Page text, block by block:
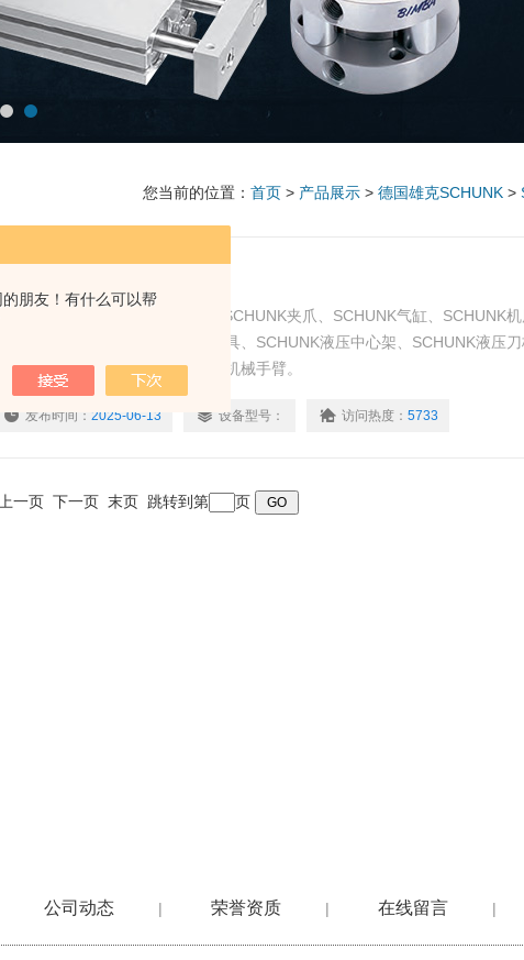
朋友！有什么可以帮
您当前的位置： 首页 > 产品展示 > 德国雄克SCHUNK >
国SCHUNK产品包括：德国雄克SCHUNK夹爪、SCHUNK气缸、SCHUNK机
SCHUNK碳刷、SCHUNK机械手夹具、SCHUNK液压中心架、SCHUNK液压刀
SCHUNK工件夹紧系统、SCHUNK机械手臂。
发布时间： 2025-06-13 设备型号： 访问热度： 5733
一页 下一页 末页 跳转到第 页
公司动态 | 荣誉资质 | 在线留言 |